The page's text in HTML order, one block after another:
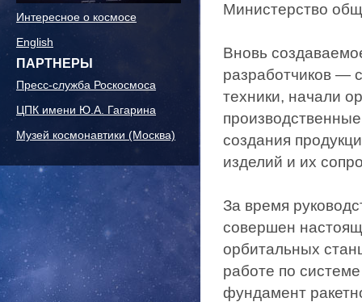
Интересное о космосе
English
ПАРТНЕРЫ
Пресс-служба Роскосмоса
ЦПК имени Ю.А. Гагарина
Музей космонавтики (Москва)
Министерство
Вновь
разработчиков —
техники, начали
создания
изделий и их
За время
совершен
орбитальных
работе по
фундамент